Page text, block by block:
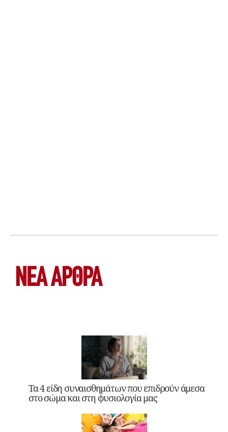
ΝΕΑ ΆΡΘΡΑ
Τα 4 είδη συναισθημάτων που επιδρούν άμεσα
στο σώμα και στη φυσιολογία μας